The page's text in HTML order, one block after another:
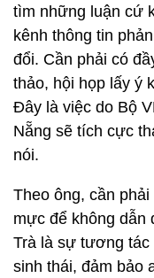
tìm những luận cứ
kênh thông tin
đổi. Cần phải có
thảo, hội họp lấy ý
Đây là việc do Bộ
Nẵng sẽ tích cực
nói.
Theo ông, cần
mực để không dẫn
Trà là sự tương
sinh thái, đảm bảo